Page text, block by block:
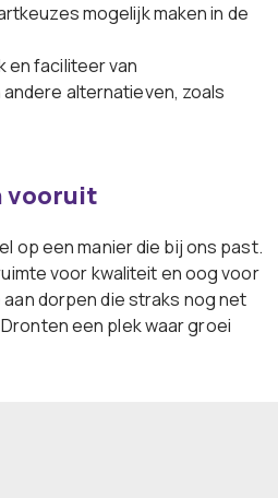
mogelijk maken in de
en faciliteer van
alternatieven, zoals
vooruit
op een manier die bij ons past.
voor kwaliteit en oog voor
dorpen die straks nog net
een plek waar groei